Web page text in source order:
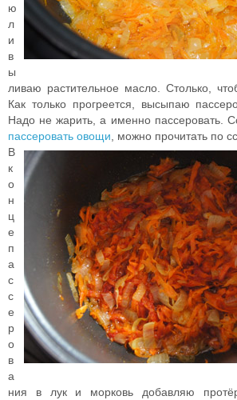
ю
л
и
в
ы
ливаю растительное масло. Столько,
Как только прогреется, высыпаю
Надо не жарить, а именно пассеровать.
пассеровать овощи , можно прочитать по
В
к
о
н
ц
е
п
а
с
с
е
р
о
в
а
ния в лук и морковь добавляю